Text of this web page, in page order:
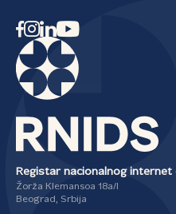
Registar nacionalnog internet
Žorža Klemansoa 18a/I
Beograd, Srbija